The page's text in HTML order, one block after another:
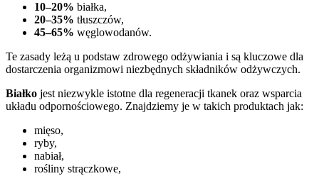
10–20% białka,
20–35% tłuszczów,
45–65% węglowodanów.
Te zasady leżą u podstaw zdrowego odżywiania i są kluczowe dla
dostarczenia organizmowi niezbędnych składników odżywczych.
Białko jest niezwykle istotne dla regeneracji tkanek oraz wsparcia
układu odpornościowego. Znajdziemy je w takich produktach jak:
mięso,
ryby,
nabiał,
rośliny strączkowe,